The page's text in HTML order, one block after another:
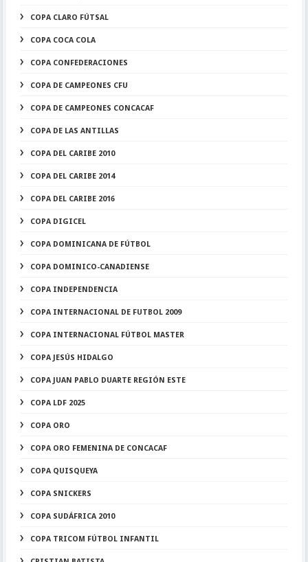
COPA CLARO FÚTSAL
COPA COCA COLA
COPA CONFEDERACIONES
COPA DE CAMPEONES CFU
COPA DE CAMPEONES CONCACAF
COPA DE LAS ANTILLAS
COPA DEL CARIBE 2010
COPA DEL CARIBE 2014
COPA DEL CARIBE 2016
COPA DIGICEL
COPA DOMINICANA DE FÚTBOL
COPA DOMINICO-CANADIENSE
COPA INDEPENDENCIA
COPA INTERNACIONAL DE FUTBOL 2009
COPA INTERNACIONAL FÚTBOL MASTER
COPA JESÚS HIDALGO
COPA JUAN PABLO DUARTE REGIÓN ESTE
COPA LDF 2025
COPA ORO
COPA ORO FEMENINA DE CONCACAF
COPA QUISQUEYA
COPA SNICKERS
COPA SUDÁFRICA 2010
COPA TRICOM FÚTBOL INFANTIL